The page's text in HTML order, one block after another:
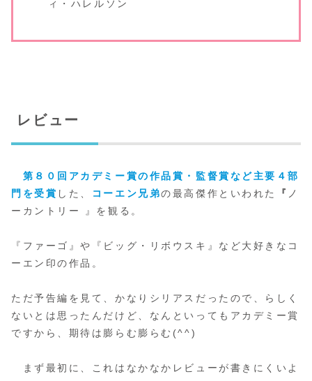
ィ・ハレルソン
レビュー
第８０回アカデミー賞の作品賞・監督賞など主要４部
門を受賞 した、 コーエン兄弟の最高傑作といわれた 『 ノ
ーカントリー 』を観る。
『ファーゴ』や『ビッグ・リボウスキ』など大好きなコ
ーエン印の作品。
ただ予告編を見て、かなりシリアスだったので、らしく
ないとは思ったんだけど、なんといってもアカデミー賞
ですから、期待は膨らむ膨らむ(^^)
まず最初に、これはなかなかレビューが書きにくいよ